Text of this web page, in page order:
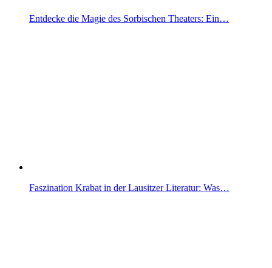
Entdecke die Magie des Sorbischen Theaters: Ein…
Faszination Krabat in der Lausitzer Literatur: Was…